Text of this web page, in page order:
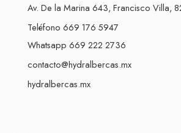
Av. De la Marina 643, Francisco Villa,
Teléfono 669 176 5947
Whatsapp 669 222 2736
contacto@hydralbercas.mx
hydralbercas.mx